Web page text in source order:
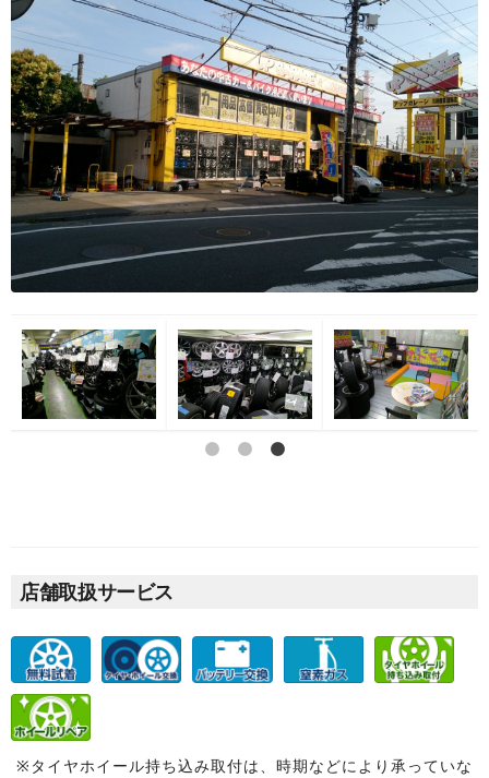
店舗取扱サービス
※タイヤホイール持ち込み取付は、時期などにより承っていな